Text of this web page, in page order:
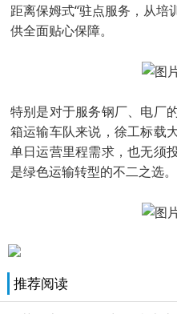
距离保姆式“驻点服务，从培
供全面贴心保障。
特别是对于服务钢厂、电厂
箱运输车队来说，徐工标载
单日运营里程需求，也无须
是绿色运输转型的不二之选。
推荐阅读